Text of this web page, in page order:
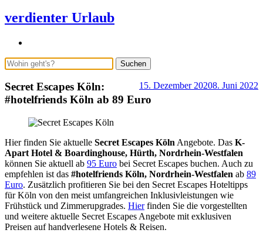
verdienter Urlaub
Suchen
15. Dezember 20208. Juni 2022
Secret Escapes Köln:
#hotelfriends Köln ab 89 Euro
Hier finden Sie aktuelle Secret Escapes Köln Angebote. Das K-
Apart Hotel & Boardinghouse, Hürth, Nordrhein-Westfalen
können Sie aktuell ab 95 Euro bei Secret Escapes buchen. Auch zu
empfehlen ist das #hotelfriends Köln, Nordrhein-Westfalen ab 89
Euro. Zusätzlich profitieren Sie bei den Secret Escapes Hoteltipps
für Köln von den meist umfangreichen Inklusivleistungen wie
Frühstück und Zimmerupgrades. Hierfinden Sie die vorgestellten
und weitere aktuelle Secret Escapes Angebote mit exklusiven
Preisen auf handverlesene Hotels & Reisen.